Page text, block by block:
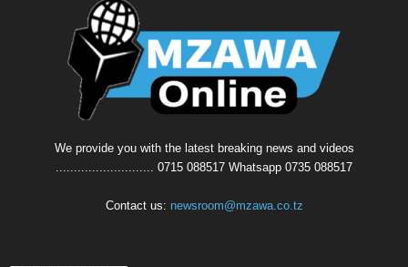
We provide you with the latest breaking news and videos
........................... 0715 088517 Whatsapp 0735 088517
Contact us: newsroom@mzawa.co.tz